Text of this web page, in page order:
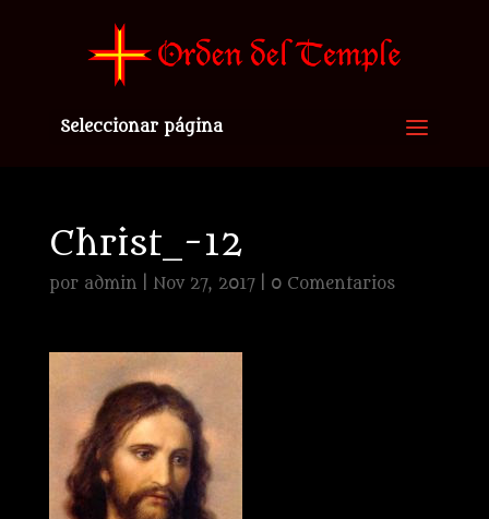
Seleccionar página
Christ_-12
por admin Nov 27, 2017| 0 Comentarios